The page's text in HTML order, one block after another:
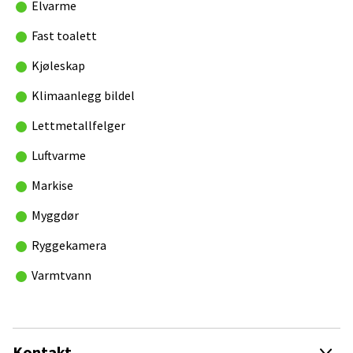
Registrering av bil
registrere bil og vogn på få minutter. Ta med deg BankID ved
signering.
Eget verksted
reparasjoner på bil- og bodel. Vi kan tilpasse bilen din
solceller, eller hva det måtte være. Ingen ting er umulig.
Vi ønsker deg hjertelig velkommen til oss og gleder oss
til å få treffe deg!
-Vennlig hilsen alle ansatte hos Autosentrum i Vestfold.
Med forbehold om feil i annonsen. Merk at alle bobiler og
Elvarme
Fast toalett
Kjøleskap
Klimaanlegg bildel
Lettmetallfelger
Luftvarme
Markise
Myggdør
Ryggekamera
Varmtvann